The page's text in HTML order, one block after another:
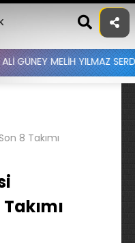
YILMAZ SERDAR AYDIN
8 Takımı